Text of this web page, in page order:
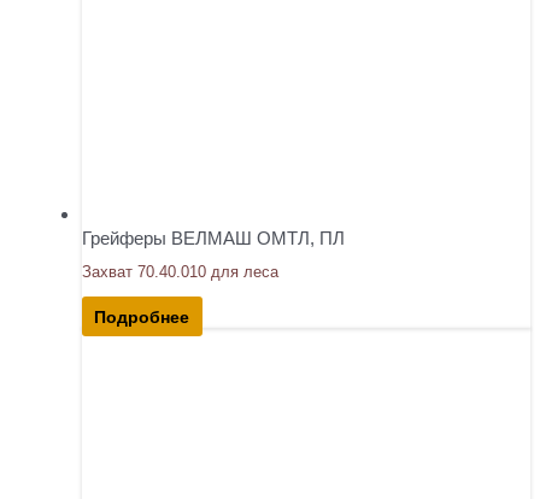
Грейферы ВЕЛМАШ ОМТЛ, ПЛ
Захват 70.40.010 для леса
Подробнее